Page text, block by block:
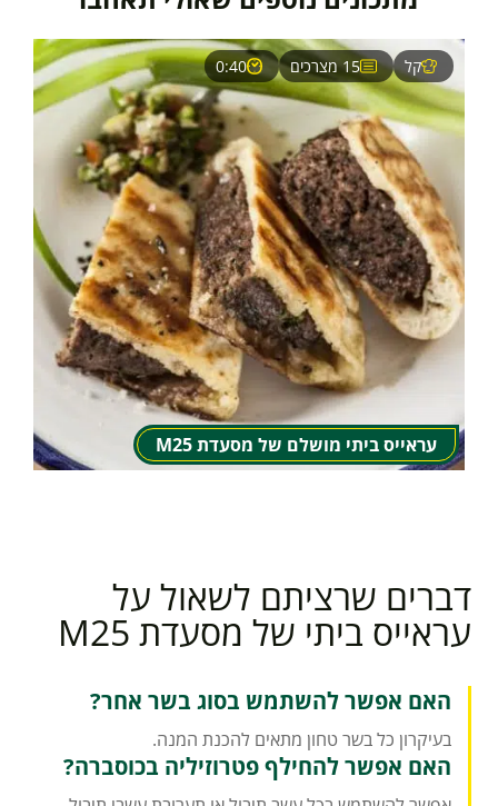
עראייס ביתי מושלם של מסעדת M25
קל 15 מצרכים 0:40
דברים שרציתם לשאול על
עראייס ביתי של מסעדת M25
האם אפשר להשתמש בסוג בשר אחר?
בעיקרון כל בשר טחון מתאים להכנת המנה.
האם אפשר להחילף פטרוזיליה בכוסברה?